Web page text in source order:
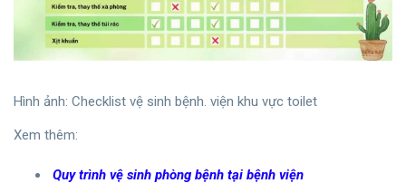
Hình ảnh: Checklist vệ sinh bệnh. viện khu vực toilet
Xem thêm:
Quy trình vệ sinh phòng bệnh tại bệnh viện